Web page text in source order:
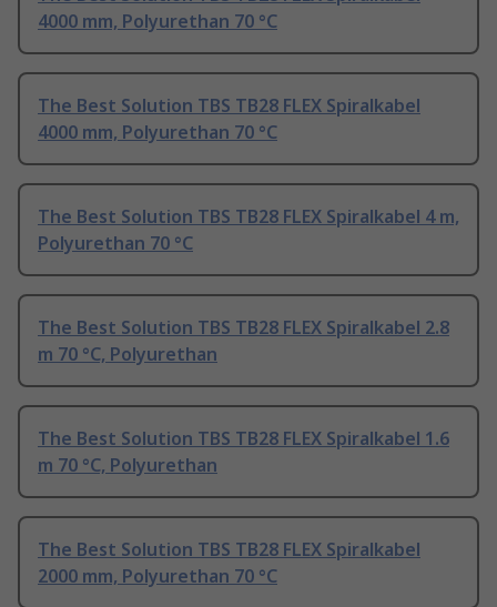
4000 mm, Polyurethan 70 °C
The Best Solution TBS TB28 FLEX Spiralkabel
4000 mm, Polyurethan 70 °C
The Best Solution TBS TB28 FLEX Spiralkabel 4 m,
Polyurethan 70 °C
The Best Solution TBS TB28 FLEX Spiralkabel 2.8
m 70 °C, Polyurethan
The Best Solution TBS TB28 FLEX Spiralkabel 1.6
m 70 °C, Polyurethan
The Best Solution TBS TB28 FLEX Spiralkabel
2000 mm, Polyurethan 70 °C